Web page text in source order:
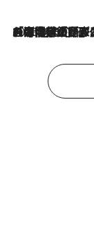
2026.8.3
「今後値上げがあるとすれば…」「リスクがあるのは今年の冬」エネルギー専門家が語る、ホルムズ海峡封鎖が家庭にもたらす“ある心配”